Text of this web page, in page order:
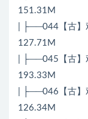
151.31M
| ├──044【古
127.71M
| ├──045【古
193.33M
| ├──046【古
126.34M